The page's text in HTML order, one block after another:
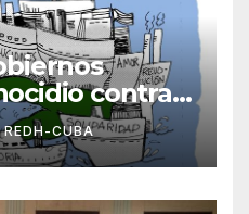
contra
López
REDH-CUBA